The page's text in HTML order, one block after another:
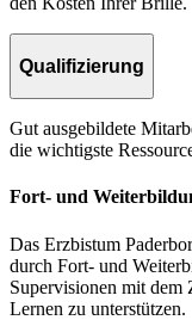
Qualifizierung
Gut ausgebildete
die wichtigste
Fort- und
Das Erzbistum
durch Fort- und
Supervisionen mit dem
Lernen zu unterstützen.